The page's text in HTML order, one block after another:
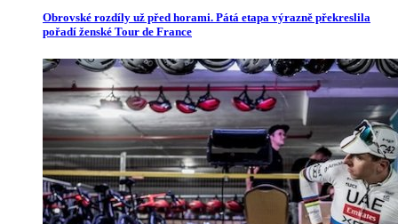
Obrovské rozdíly už před horami. Pátá etapa výrazně překreslila
pořadí ženské Tour de France